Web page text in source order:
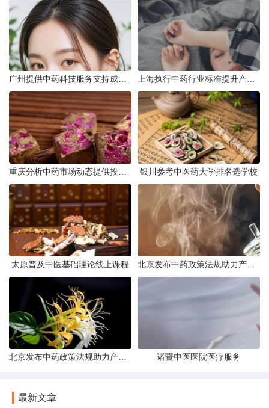
银川参考中医药大学排名选学校
太原普及中医基础理论线上课程
诸暨中医医院医疗服务
最新文章